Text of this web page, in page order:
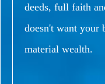
deeds, full faith
doesn't want your
material wealth.